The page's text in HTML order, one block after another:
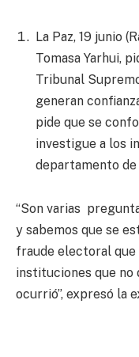
La Paz, 19 junio
Tomasa Yarhui,
Tribunal
generan
pide que se
investigue a los
departamento de
“Son varias
y sabemos que se
fraude electoral que
instituciones que no
ocurrió”, expresó la